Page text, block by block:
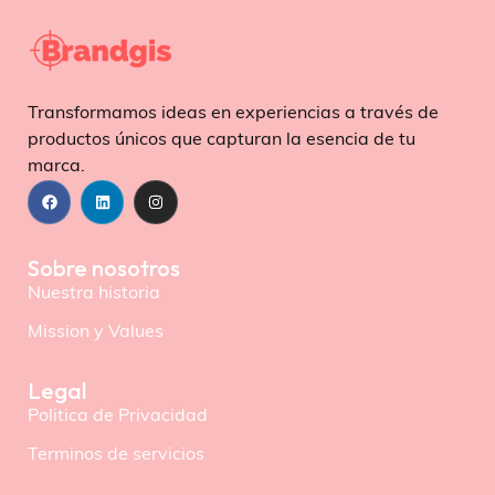
Transformamos ideas en experiencias a través de
productos únicos que capturan la esencia de tu
marca.
Sobre nosotros
Nuestra historia
Mission y Values
Legal
Politica de Privacidad
Terminos de servicios